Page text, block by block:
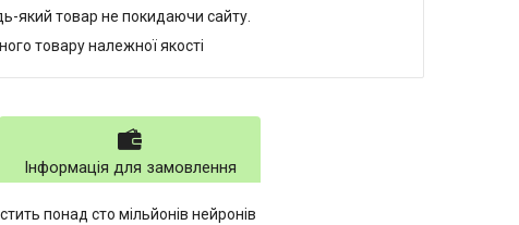
який товар не покидаючи сайту.
товару належної якості
Інформація для замовлення
понад сто мільйонів нейронів